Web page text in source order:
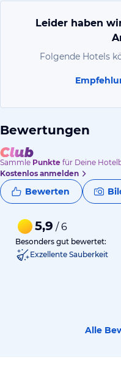
Leider haben
Folgende Hotels
Bewertungen
Sammle Punkte für Deine
Kostenlos anmelden
Bewerten
5,9 / 6
Besonders gut bewertet:
Exzellente Sauberkeit
Alle